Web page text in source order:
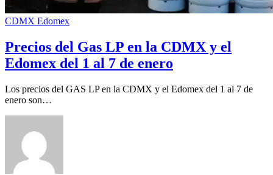
CDMX Edomex
Precios del Gas LP en la CDMX y el
Edomex del 1 al 7 de enero
Los precios del GAS LP en la CDMX y el Edomex del 1 al 7 de
enero son…